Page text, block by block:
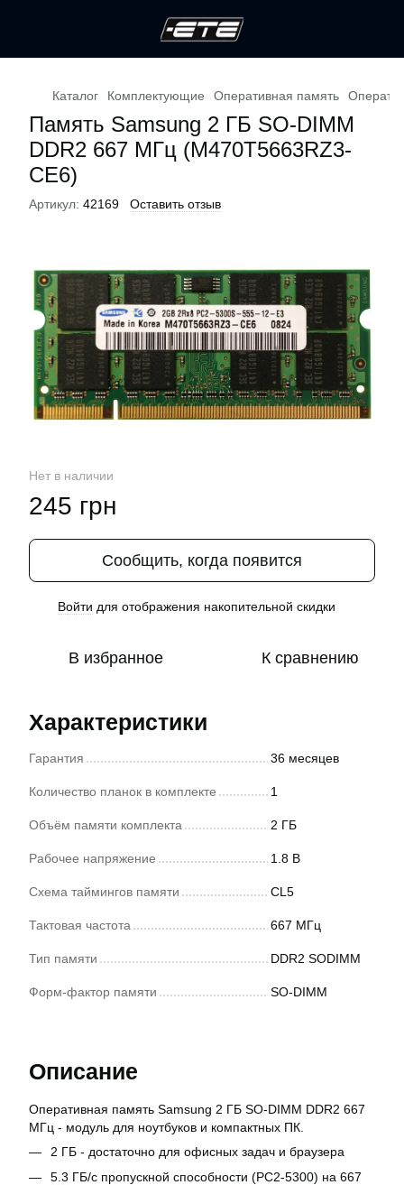
Каталог Комплектующие Оперативная память
Память Samsung 2 ГБ SO-DIMM
DDR2 667 МГц (M470T5663RZ3-
CE6)
Артикул: 42169 Оставить отзыв
Нет в наличии
245 грн
Сообщить, когда появится
Войти для отображения накопительной скидки
В избранное К сравнению
Характеристики
Гарантия 36 месяцев
Количество планок в комплекте 1
Объём памяти комплекта 2 ГБ
Рабочее напряжение 1.8 В
Схема таймингов памяти CL5
Тактовая частота 667 МГц
Тип памяти DDR2 SODIMM
Форм-фактор памяти SO-DIMM
Описание
Оперативная память Samsung 2 ГБ SO-DIMM DDR2 667
МГц - модуль для ноутбуков и компактных ПК.
2 ГБ - достаточно для офисных задач и браузера
5.3 ГБ/с пропускной способности (PC2-5300) на 667